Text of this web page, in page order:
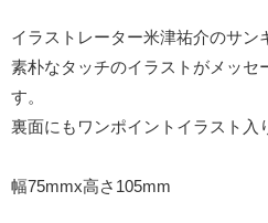
イラストレーター米津祐介のサン
素朴なタッチのイラストがメッセ
す。
裏面にもワンポイントイラスト入
幅75mmx高さ105mm